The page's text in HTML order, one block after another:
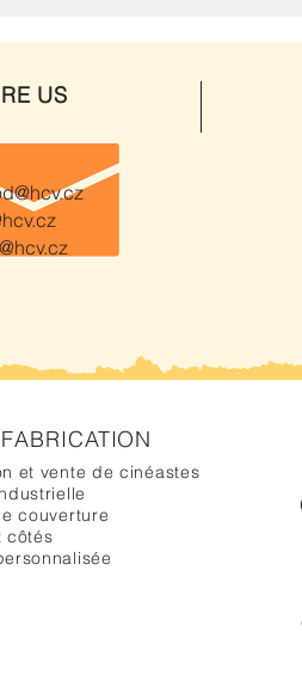
US
et vente de cinéastes
couverture
côtés